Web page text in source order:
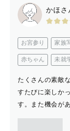
かほさ
お宮参り 家族
赤ちゃん 未就
たくさんの素敵
すたびに楽しか
す。また機会が